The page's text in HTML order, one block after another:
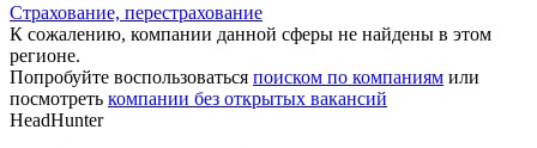
Страхование, перестрахование
К сожалению, компании данной сферы не найдены в этом
регионе.
Попробуйте воспользоваться поиском по компаниям или
посмотреть компании без открытых вакансий
HeadHunter